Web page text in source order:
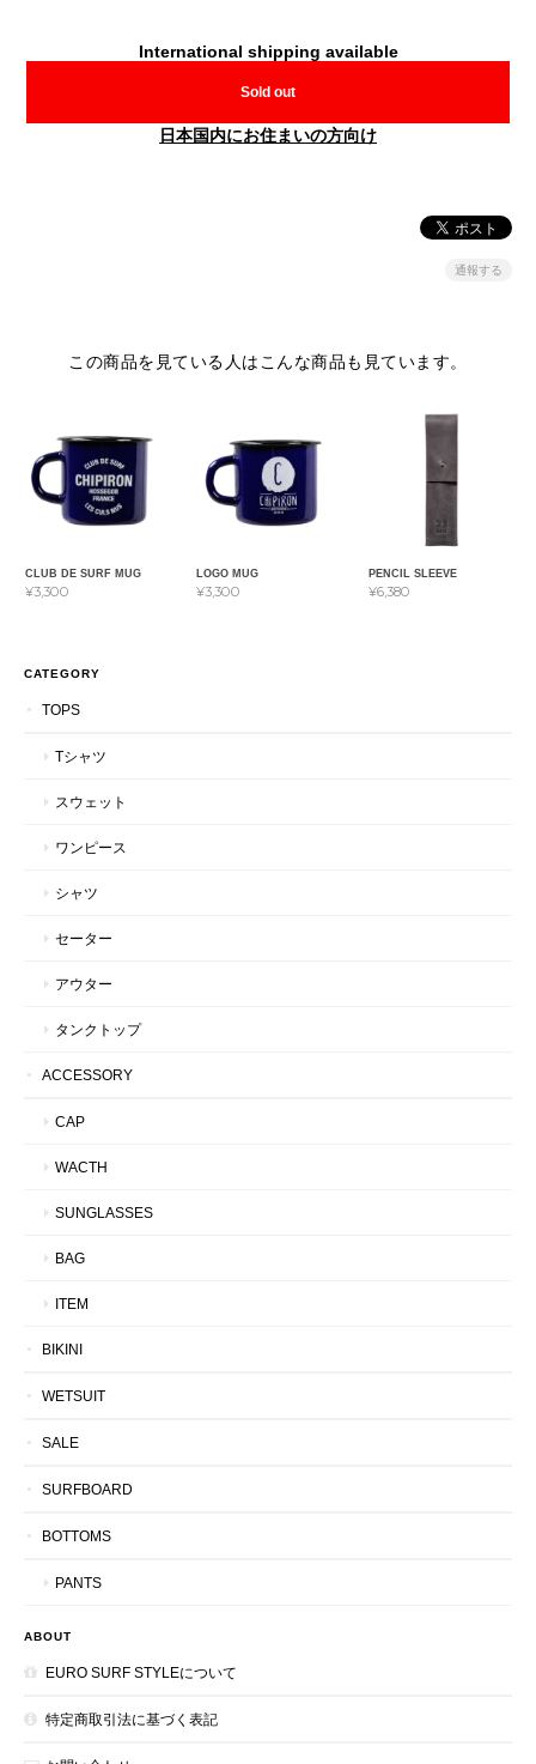
International shipping available
Sold out
日本国内にお住まいの方向け
通報する
この商品を見ている人はこんな商品も見ています。
CLUB DE SURF MUG
¥3,300
LOGO MUG
¥3,300
PENCIL SLEEVE
¥6,380
CATEGORY
TOPS
Tシャツ
スウェット
ワンピース
シャツ
セーター
アウター
タンクトップ
ACCESSORY
CAP
WACTH
SUNGLASSES
BAG
ITEM
BIKINI
WETSUIT
SALE
SURFBOARD
BOTTOMS
PANTS
ABOUT
EURO SURF STYLEについて
特定商取引法に基づく表記